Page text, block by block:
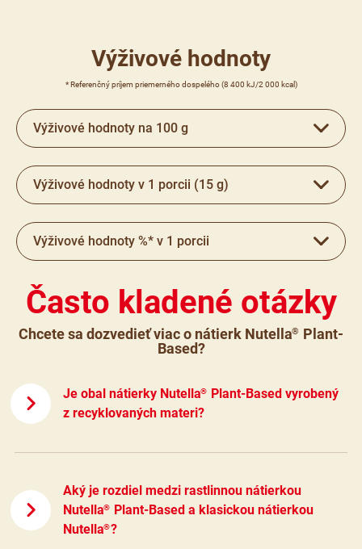
Výživové hodnoty
* Referenčný príjem priemerného dospelého (8 400 kJ/2 000 kcal)
Výživové hodnoty na 100 g
Výživové hodnoty v 1 porcii (15 g)
Výživové hodnoty %* v 1 porcii
Často kladené otázky
Chcete sa dozvedieť viac o nátierk Nutella® Plant-
Based?
Je obal nátierky Nutella® Plant-Based vyrobený
z recyklovaných materi?
Aký je rozdiel medzi rastlinnou nátierkou
Nutella® Plant-Based a klasickou nátierkou
Nutella®?